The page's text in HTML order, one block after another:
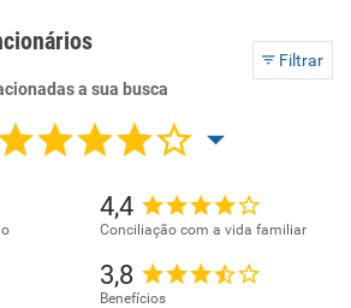
Filtrar
a sua busca
4,4
Conciliação com a vida familiar
3,8
Benefícios